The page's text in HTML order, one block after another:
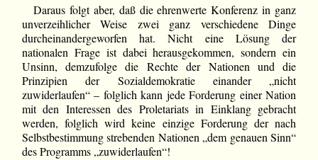
Daraus folgt aber, daß die ehrenwerte Konferenz in ganz
unverzeihlicher Weise zwei ganz verschiedene Dinge
durcheinandergeworfen hat. Nicht eine Lösung der
nationalen Frage ist dabei herausgekommen, sondern ein
Unsinn, demzufolge die Rechte der Nationen und die
Prinzipien der Sozialdemokratie einander „nicht
zuwiderlaufen“ – folglich kann jede Forderung einer Nation
mit den Interessen des Proletariats in Einklang gebracht
werden, folglich wird keine einzige Forderung der nach
Selbstbestimmung strebenden Nationen „dem genauen Sinn“
des Programms „zuwiderlaufen“!